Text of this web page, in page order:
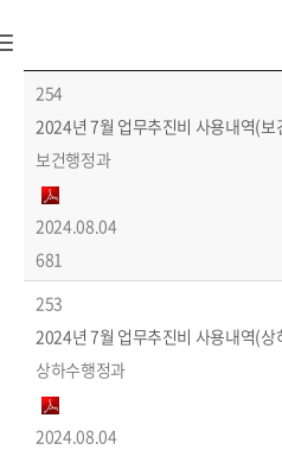
254
2024년 7월 업무추진비 사용내역(보
보건행정과
2024.08.04
681
253
2024년 7월 업무추진비 사용내역(상
상하수행정과
2024.08.04